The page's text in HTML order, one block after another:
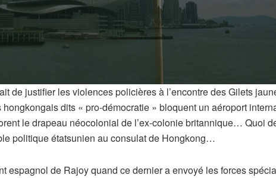
de justifier les violences policières à l’encontre des Gilets
dits « pro-démocratie » bloquent un aéroport
le drapeau néocolonial de l’ex-colonie britannique… Quoi
politique étatsunien au consulat de Hongkong…
espagnol de Rajoy quand ce dernier a envoyé les forces